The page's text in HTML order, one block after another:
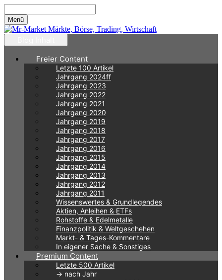
Inhalt
springen
Menü
Freier Content
Letzte 100 Artikel
Jahrgang 2024ff
Jahrgang 2023
Jahrgang 2022
Jahrgang 2021
Jahrgang 2020
Jahrgang 2019
Jahrgang 2018
Jahrgang 2017
Jahrgang 2016
Jahrgang 2015
Jahrgang 2014
Jahrgang 2013
Jahrgang 2012
Jahrgang 2011
Wissenswertes & Grundlegendes
Aktien, Anleihen & ETFs
Rohstoffe & Edelmetalle
Finanzpolitik & Weltgeschehen
Markt- & Tages-Kommentare
In eigener Sache & Sonstiges
Premium Content
Letzte 500 Artikel
-> nach Jahr